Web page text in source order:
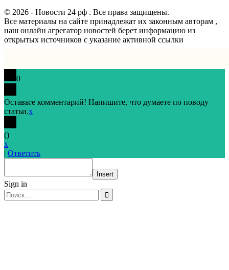
© 2026 - Новости 24 рф . Все права защищены.
Все материалы на сайте принадлежат их законным авторам ,
наш онлайн агрегатор новостей берет информацию из
открытых источников с указание активной ссылки
0
Оставьте комментарий! Напишите, что думаете по поводу
статьи.x
()
x
| Ответить
Insert
Sign in